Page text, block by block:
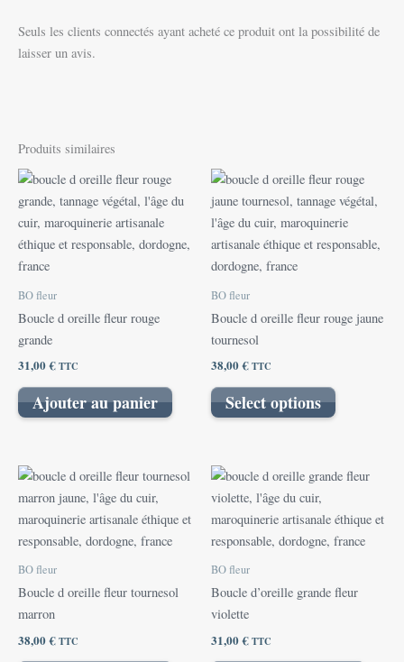
Seuls les clients connectés ayant acheté ce produit ont la possibilité de
laisser un avis.
Produits similaires
BO fleur
Boucle d oreille fleur rouge
grande
31,00€TTC
Ajouter au panier
BO fleur
Boucle d oreille fleur rouge jaune
tournesol
38,00€TTC
Select options
BO fleur
Boucle d oreille fleur tournesol
marron
38,00€TTC
BO fleur
Boucle d’oreille grande fleur
violette
31,00€TTC